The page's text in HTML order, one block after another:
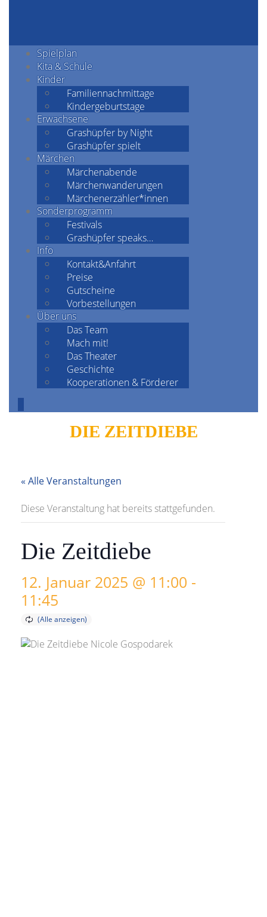
Spielplan
Kita & Schule
Kinder
Familiennachmittage
Kindergeburtstage
Erwachsene
Grashüpfer by Night
Grashüpfer spielt
Märchen
Märchenabende
Märchenwanderungen
Märchenerzähler*innen
Sonderprogramm
Festivals
Grashüpfer speaks…
Info
Kontakt&Anfahrt
Preise
Gutscheine
Vorbestellungen
Über uns
Das Team
Mach mit!
Das Theater
Geschichte
Kooperationen & Förderer
DIE ZEITDIEBE
« Alle Veranstaltungen
Diese Veranstaltung hat bereits stattgefunden.
Die Zeitdiebe
12. Januar 2025 @ 11:00 -
11:45